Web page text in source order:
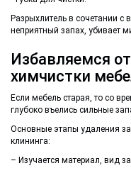
Разрыхлитель в сочетании с
неприятный запах, убивает
Избавляемся
химчистки
Если мебель старая, то со
глубоко въелись сильные
Основные этапы удаления
клининга:
– Изучается материал, вид